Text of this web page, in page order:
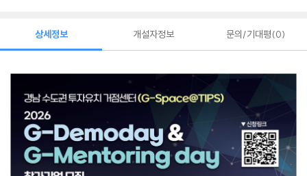
상세정보 개설자정보 문의/기대평 0